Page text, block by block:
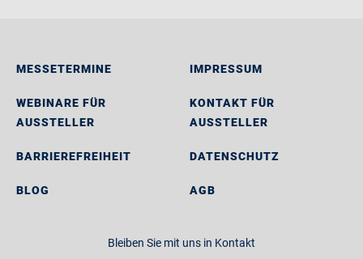
MESSETERMINE
WEBINARE FÜR
AUSSTELLER
BARRIEREFREIHEIT
BLOG
IMPRESSUM
KONTAKT FÜR
AUSSTELLER
DATENSCHUTZ
AGB
Bleiben Sie mit uns in Kontakt